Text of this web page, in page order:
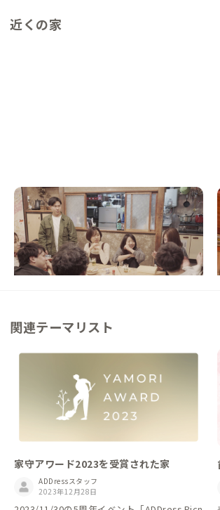
近くの家
水戸A邸
茨城県 ゲストハウス
【商店街まで徒歩5分】地域に溶け込んだ古
民家暮らしを
この家からの距離 0km
関連テーマリスト
家守アワード2023を受賞された家
ADDressスタッフ
2023年12月28日